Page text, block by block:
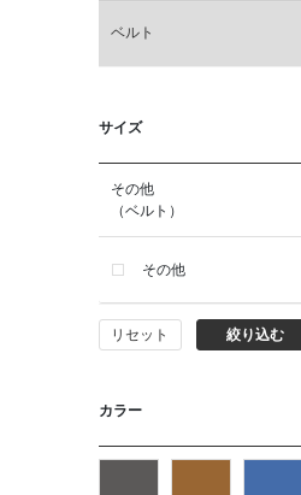
ベルト
サイズ
その他
（ベルト）
その他
リセット 絞り込む
カラー